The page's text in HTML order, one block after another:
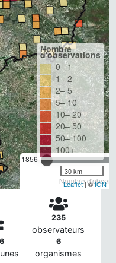
1856
Nombre
Nombre
d'observations
0– 1
1– 2
2– 5
5– 10
10– 20
20– 50
50– 100
100+
30 km
Leaflet| ©IGN
235
observateurs
6
organismes